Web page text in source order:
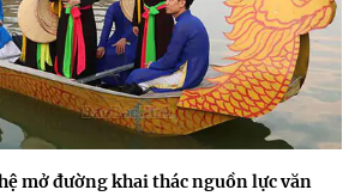
mở đường khai thác nguồn lực văn